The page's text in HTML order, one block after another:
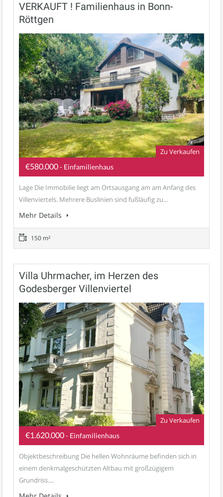
VERKAUFT ! Familienhaus in Bonn-
Röttgen
Zu Verkaufen
€580.000- Einfamilienhaus
Lage Die Immobilie liegt am Ortsausgang am am Anfang des
Villenviertels. Mehrere Buslinien sind fußläufig zu...
Mehr Details
150 m²
Villa Uhrmacher, im Herzen des
Godesberger Villenviertel
Zu Verkaufen
€1.620.000- Einfamilienhaus
Objektbeschreibung Die hellen Wohnräume befinden sich in
einem denkmalgeschützten Altbau mit großzügigem
Grundriss....